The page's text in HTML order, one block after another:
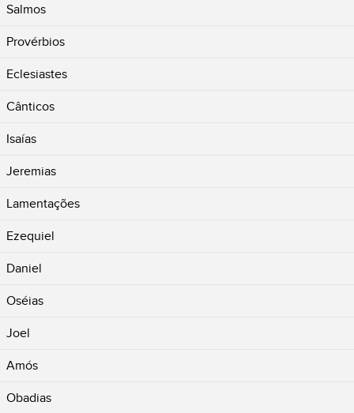
Salmos
Provérbios
Eclesiastes
Cânticos
Isaías
Jeremias
Lamentações
Ezequiel
Daniel
Oséias
Joel
Amós
Obadias